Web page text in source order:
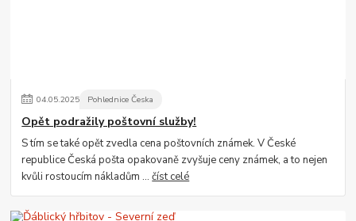
04.05.2025 Pohlednice Česka
Opět podražily poštovní služby!
S tím se také opět zvedla cena poštovních známek. V České
republice Česká pošta opakovaně zvyšuje ceny známek, a to nejen
kvůli rostoucím nákladům ...číst celé